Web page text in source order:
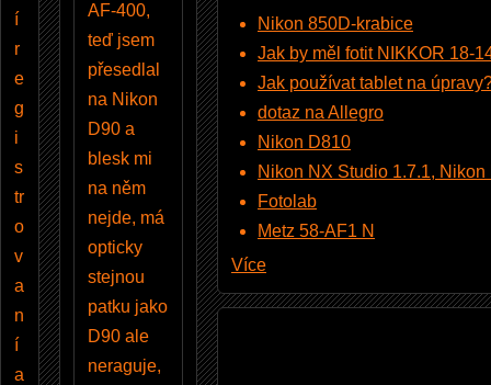
í
r
e
g
i
s
tr
o
v
a
n
í
a
AF-400,
teď jsem
přesedlal
na Nikon
D90 a
blesk mi
na něm
nejde, má
opticky
stejnou
patku jako
D90 ale
neraguje,
Nikon 850D-krabice
Jak by měl fotit NIKKOR 18-
Jak používat tablet na
dotaz na Allegro
Nikon D810
Nikon NX Studio 1.7.1,
Fotolab
Metz 58-AF1 N
Více